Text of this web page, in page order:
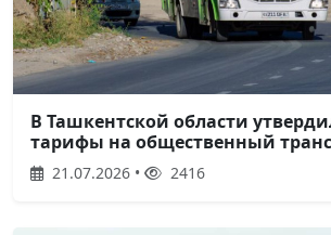
В Ташкентской области
тарифы на общественный
21.07.2026 • 2416